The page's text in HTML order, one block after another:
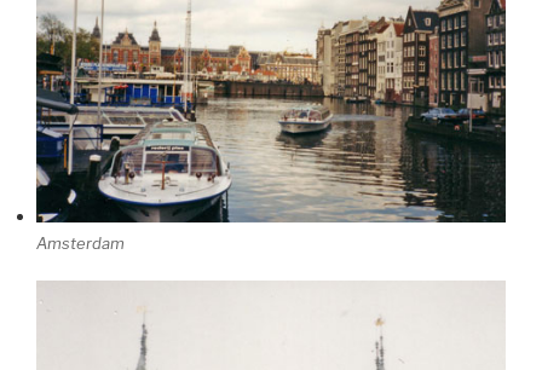
Amsterdam